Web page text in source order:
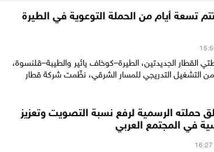
تسعة أيام من الحملة التوعوية في الطيرة
القطار الجديدتين، الطيرة–كوخاف يائير والطيبة–قلنسوة،
التشغيل التدريجي للمسار الشرقي، نظّمت شركة قطار
2026 يطلق حملته الرسمية لرفع نسبة التصويت وتعزيز
في المجتمع العربي